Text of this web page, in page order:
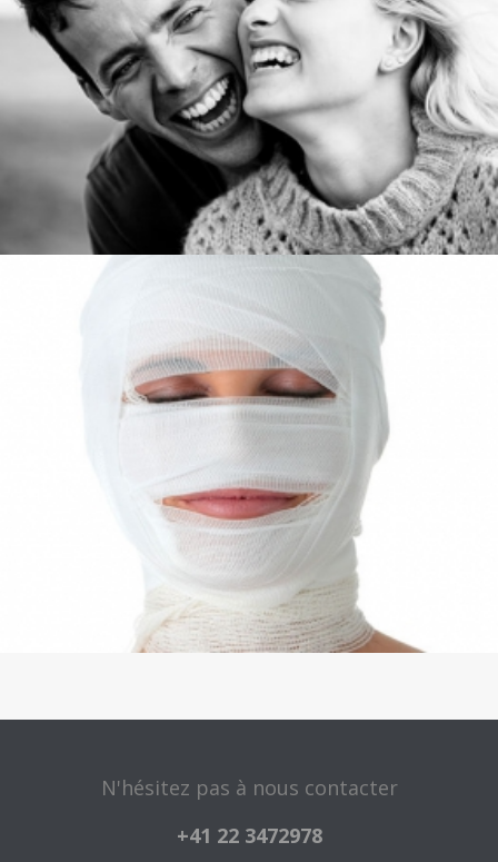
N'hésitez pas à nous contacter
+41 22 3472978